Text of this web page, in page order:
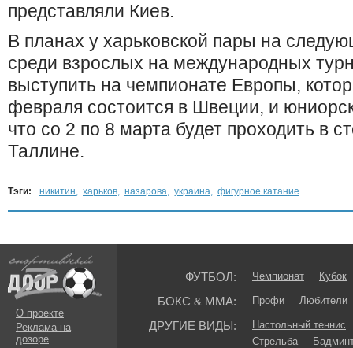
представляли Киев.
В планах у харьковской пары на
среди взрослых на международных
выступить на чемпионате Европы,
февраля состоится в Швеции, и
что со 2 по 8 марта будет проходить в
Таллине.
Тэги: никитин, харьков, назарова, украина, фигурное катание
О проекте
Реклама на
дозоре
ФУТБОЛ: Чемпионат Кубок
БОКС & ММА: Профи Любители
ДРУГИЕ ВИДЫ:
Настольный теннис
Стрельба